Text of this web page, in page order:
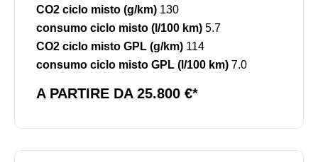
CO2 ciclo misto (g/km) 130
consumo ciclo misto (l/100 km) 5.7
CO2 ciclo misto GPL (g/km) 114
consumo ciclo misto GPL (l/100 km) 7.0
A PARTIRE DA 25.800 €*